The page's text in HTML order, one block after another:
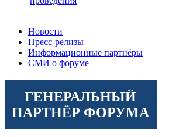
Новости
Пресс-релизы
Информационные партнёры
СМИ о форуме
ГЕНЕРАЛЬНЫЙ
ПАРТНЁР ФОРУМА